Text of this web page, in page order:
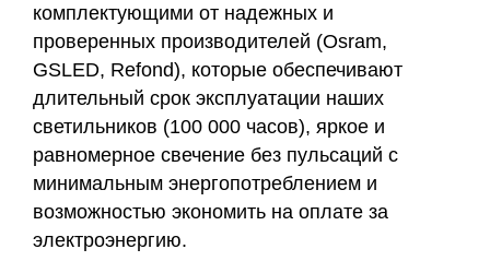
комплектующими от надежных и
проверенных производителей (Osram,
GSLED, Refond), которые обеспечивают
длительный срок эксплуатации наших
светильников (100 000 часов), яркое и
равномерное свечение без пульсаций с
минимальным энергопотреблением и
возможностью экономить на оплате за
электроэнергию.